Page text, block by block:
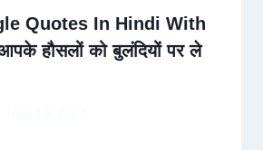
Quotes In Hindi With
हौसलों को बुलंदियों पर ले